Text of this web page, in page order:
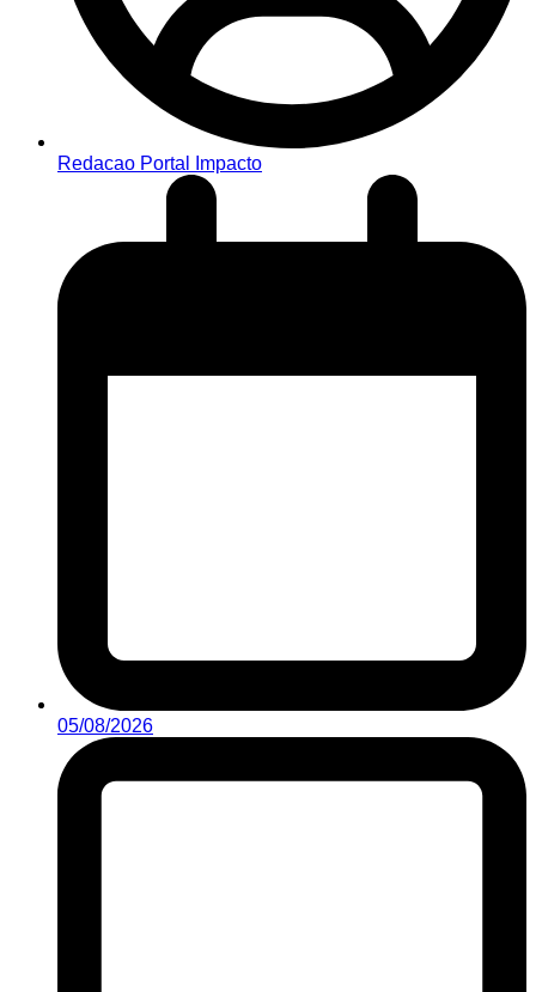
Redacao Portal Impacto
05/08/2026